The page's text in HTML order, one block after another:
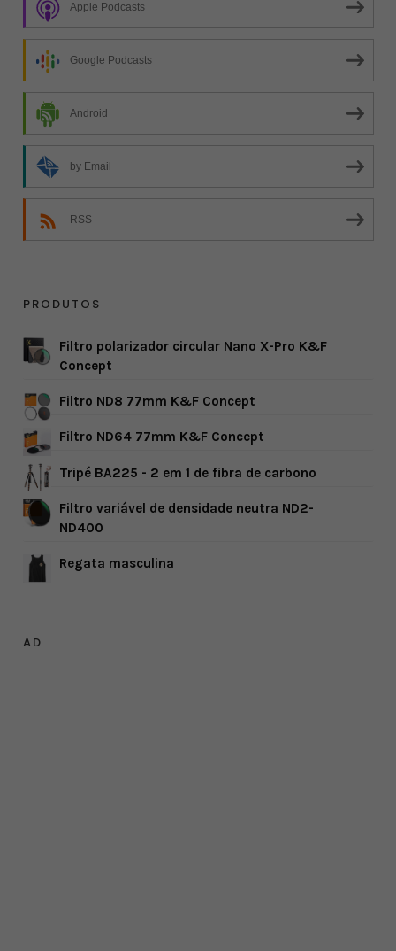
Apple Podcasts
Google Podcasts
Android
by Email
RSS
PRODUTOS
Filtro polarizador circular Nano X-Pro K&F
Concept
Filtro ND8 77mm K&F Concept
Filtro ND64 77mm K&F Concept
Tripé BA225 - 2 em 1 de fibra de carbono
Filtro variável de densidade neutra ND2-
ND400
Regata masculina
AD